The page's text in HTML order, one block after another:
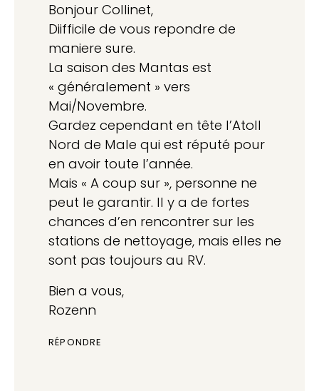
Bonjour Collinet,
Diifficile de vous repondre de
maniere sure.
La saison des Mantas est
« généralement » vers
Mai/Novembre.
Gardez cependant en tête l’Atoll
Nord de Male qui est réputé pour
en avoir toute l’année.
Mais « A coup sur », personne ne
peut le garantir. Il y a de fortes
chances d’en rencontrer sur les
stations de nettoyage, mais elles ne
sont pas toujours au RV.
Bien a vous,
Rozenn
RÉPONDRE